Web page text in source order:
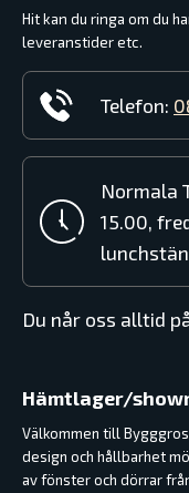
Hit kan du ringa om du
leveranstider etc.
Telefon:
Normala
15.00,
Du når oss alltid
Hämtlager/
Välkommen till
design och hållbarhet
av fönster och dörrar